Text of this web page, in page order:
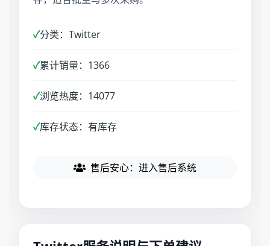
✓分类：Twitter
✓累计销量：1366
✓浏览热度：14077
✓库存状态：有库存
售后安心：进入售后系统